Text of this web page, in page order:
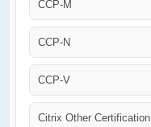
CCP-M
CCP-N
CCP-V
Citrix Other Certification